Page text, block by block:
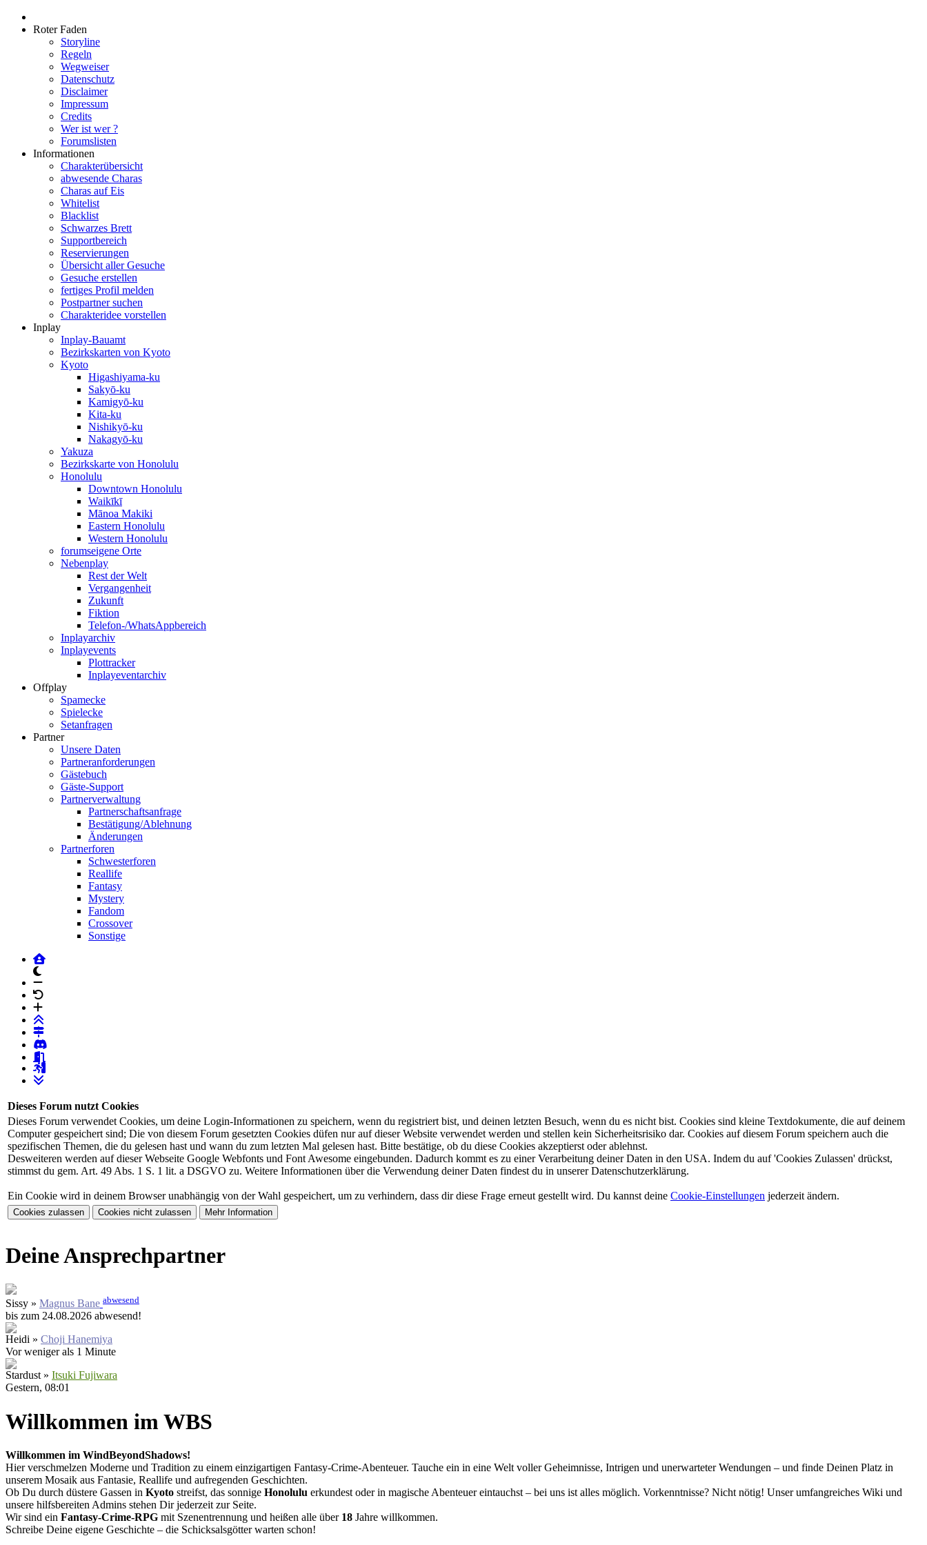
Roter Faden
Storyline
Regeln
Wegweiser
Datenschutz
Disclaimer
Impressum
Credits
Wer ist wer ?
Forumslisten
Informationen
Charakterübersicht
abwesende Charas
Charas auf Eis
Whitelist
Blacklist
Schwarzes Brett
Supportbereich
Reservierungen
Übersicht aller Gesuche
Gesuche erstellen
fertiges Profil melden
Postpartner suchen
Charakteridee vorstellen
Inplay
Inplay-Bauamt
Bezirkskarten von Kyoto
Kyoto
Higashiyama-ku
Sakyō-ku
Kamigyō-ku
Kita-ku
Nishikyō-ku
Nakagyō-ku
Yakuza
Bezirkskarte von Honolulu
Honolulu
Downtown Honolulu
Waikīkī
Mānoa Makiki
Eastern Honolulu
Western Honolulu
forumseigene Orte
Nebenplay
Rest der Welt
Vergangenheit
Zukunft
Fiktion
Telefon-/WhatsAppbereich
Inplayarchiv
Inplayevents
Plottracker
Inplayeventarchiv
Offplay
Spamecke
Spielecke
Setanfragen
Partner
Unsere Daten
Partneranforderungen
Gästebuch
Gäste-Support
Partnerverwaltung
Partnerschaftsanfrage
Bestätigung/Ablehnung
Änderungen
Partnerforen
Schwesterforen
Reallife
Fantasy
Mystery
Fandom
Crossover
Sonstige
Schrift verkleinern
Schrift vergrössern
Dieses Forum nutzt Cookies
Dieses Forum verwendet Cookies, um deine Login-Informationen zu speichern, wenn du registriert bist, und deinen letzten Besuch, wenn du es nicht bist. Cookies sind kleine Textdokumente, die auf deinem
Computer gespeichert sind; Die von diesem Forum gesetzten Cookies düfen nur auf dieser Website verwendet werden und stellen kein Sicherheitsrisiko dar. Cookies auf diesem Forum speichern auch die
spezifischen Themen, die du gelesen hast und wann du zum letzten Mal gelesen hast. Bitte bestätige, ob du diese Cookies akzeptierst oder ablehnst.
Desweiteren werden auf dieser Webseite Google Webfonts und Font Awesome eingebunden. Dadurch kommt es zu einer Verarbeitung deiner Daten in den USA. Indem du auf 'Cookies Zulassen' drückst,
stimmst du gem. Art. 49 Abs. 1 S. 1 lit. a DSGVO zu. Weitere Informationen über die Verwendung deiner Daten findest du in unserer Datenschutzerklärung.
Ein Cookie wird in deinem Browser unabhängig von der Wahl gespeichert, um zu verhindern, dass dir diese Frage erneut gestellt wird. Du kannst deine Cookie-Einstellungen jederzeit ändern.
Deine Ansprechpartner
Sissy » Magnus Bane abwesend
bis zum 24.08.2026 abwesend!
Heidi » Choji Hanemiya
Vor weniger als 1 Minute
Stardust » Itsuki Fujiwara
Gestern, 08:01
Willkommen im WBS
Willkommen im WindBeyondShadows!
Hier verschmelzen Moderne und Tradition zu einem einzigartigen Fantasy-Crime-Abenteuer. Tauche ein in eine Welt voller Geheimnisse, Intrigen und unerwarteter Wendungen – und finde Deinen Platz in
unserem Mosaik aus Fantasie, Reallife und aufregenden Geschichten.
Ob Du durch düstere Gassen in Kyoto streifst, das sonnige Honolulu erkundest oder in magische Abenteuer eintauchst – bei uns ist alles möglich. Vorkenntnisse? Nicht nötig! Unser umfangreiches Wiki und
unsere hilfsbereiten Admins stehen Dir jederzeit zur Seite.
Wir sind ein Fantasy-Crime-RPG mit Szenentrennung und heißen alle über 18 Jahre willkommen.
Schreibe Deine eigene Geschichte – die Schicksalsgötter warten schon!